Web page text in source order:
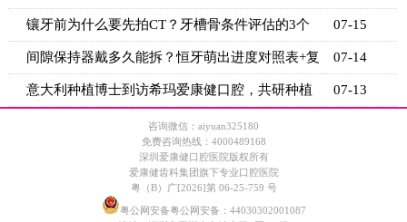
关键条
镶牙前为什么要先拍CT？牙槽骨条件评估的3个
关键指标
07-15
间隙保持器戴多久能拆？恒牙萌出进度对照表+复
诊时间
07-14
意大利种植博士到访希玛爱康健口腔，共研种植 07-13
咨询微信：aiyuan325180
免费咨询热线：4000489168
深圳爱康健口腔医院版权所有
爱康健齿科集团旗下专业口腔医院
粤（B）广[2026]第 06-25-759 号
粤公网安备粤公网安备：44030302001087